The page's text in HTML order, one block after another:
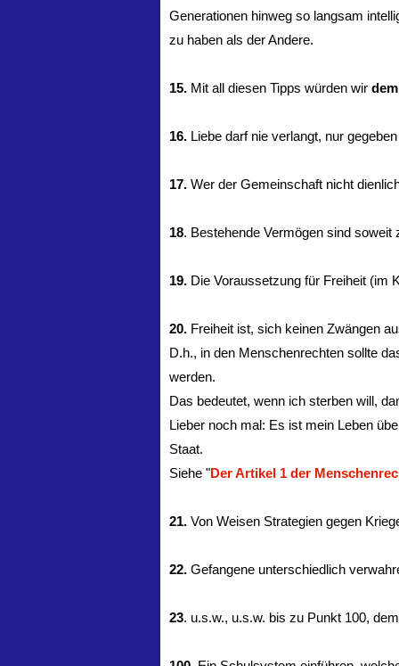
Generationen hinweg so langsam
zu haben als der Andere.
15. Mit all diesen Tipps würden wir
16. Liebe darf nie verlangt, nur
17. Wer der Gemeinschaft nicht
18. Bestehende Vermögen sind
19. Die Voraussetzung für Freiheit (im
20. Freiheit ist, sich keinen Zwängen
D.h., in den Menschenrechten sollte
werden.
Das bedeutet, wenn ich sterben will,
Lieber noch mal: Es ist mein Leben
Staat.
Siehe "Der Artikel 1 der
21. Von Weisen Strategien gegen
22. Gefangene unterschiedlich
23. u.s.w., u.s.w. bis zu Punkt 100,